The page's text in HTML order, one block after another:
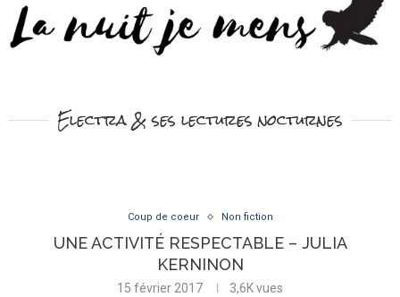
Electra & ses lectures nocturnes
Coup de coeur Non fiction
UNE ACTIVITÉ RESPECTABLE – JULIA
KERNINON
15 février 2017 3,6Kvues